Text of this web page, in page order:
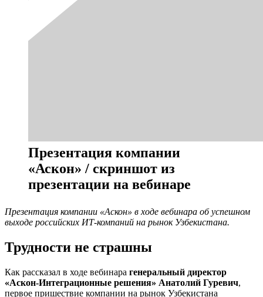
Презентация компании
«Аскон» / скриншот из
презентации на вебинаре
Презентация компании «Аскон» в ходе вебинара об успешном
выходе российских ИТ-компаний на рынок Узбекистана.
Трудности не страшны
Как рассказал в ходе вебинара генеральный директор
«Аскон-Интеграционные решения» Анатолий Гуревич,
первое пришествие компании на рынок Узбекистана